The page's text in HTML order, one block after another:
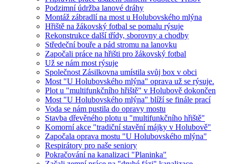
Podzimní údržba lanové dráhy
Montáž zábradlí na most u Holubovského mlýna
Hřiště na žákovský fotbal se pomalu rýsuje
Rekonstrukce další třídy, sborovny a chodby
Středeční bouře a pád stromu na lanovku
Započali práce na hřišti pro žákovský fotbal
Už se nám most rýsuje
Společnost Zásilkovna umístila svůj box v obci
Most "U Holubovského mlýna" oprava už se rýsuje.
Plot u "multifunkčního hřiště" v Holubově dokončen
Most "U Holubovského mlýna" blíží se finále prací
Voda se nám pustila do opravy mostu
Stavba dřevěného plotu u "multifunkčního hřiště"
Komorní akce "tradiční stavění májky v Holubově"
Započala oprava mostu "U Holubovského mlýna"
Respirátory pro naše seniory
Pokračování na kanalizaci "Planinka"